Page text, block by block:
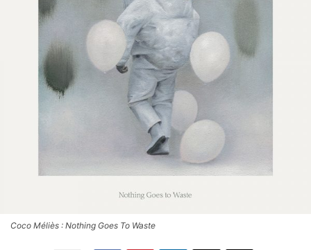
Coco Méliès : Nothing Goes To Waste